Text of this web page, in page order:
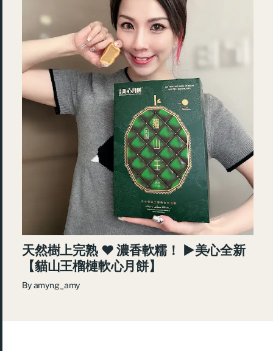
天然樹上完熟 ♥ 濃香軟糯！ ►美心全新
【貓山王榴槤軟心月餅】
Byamyng_amy